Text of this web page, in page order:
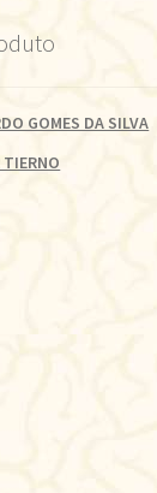
GOMES DA SILVA